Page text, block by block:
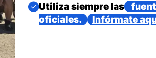
Imagen
Utiliza siempre las
oficiales.
Infórmate